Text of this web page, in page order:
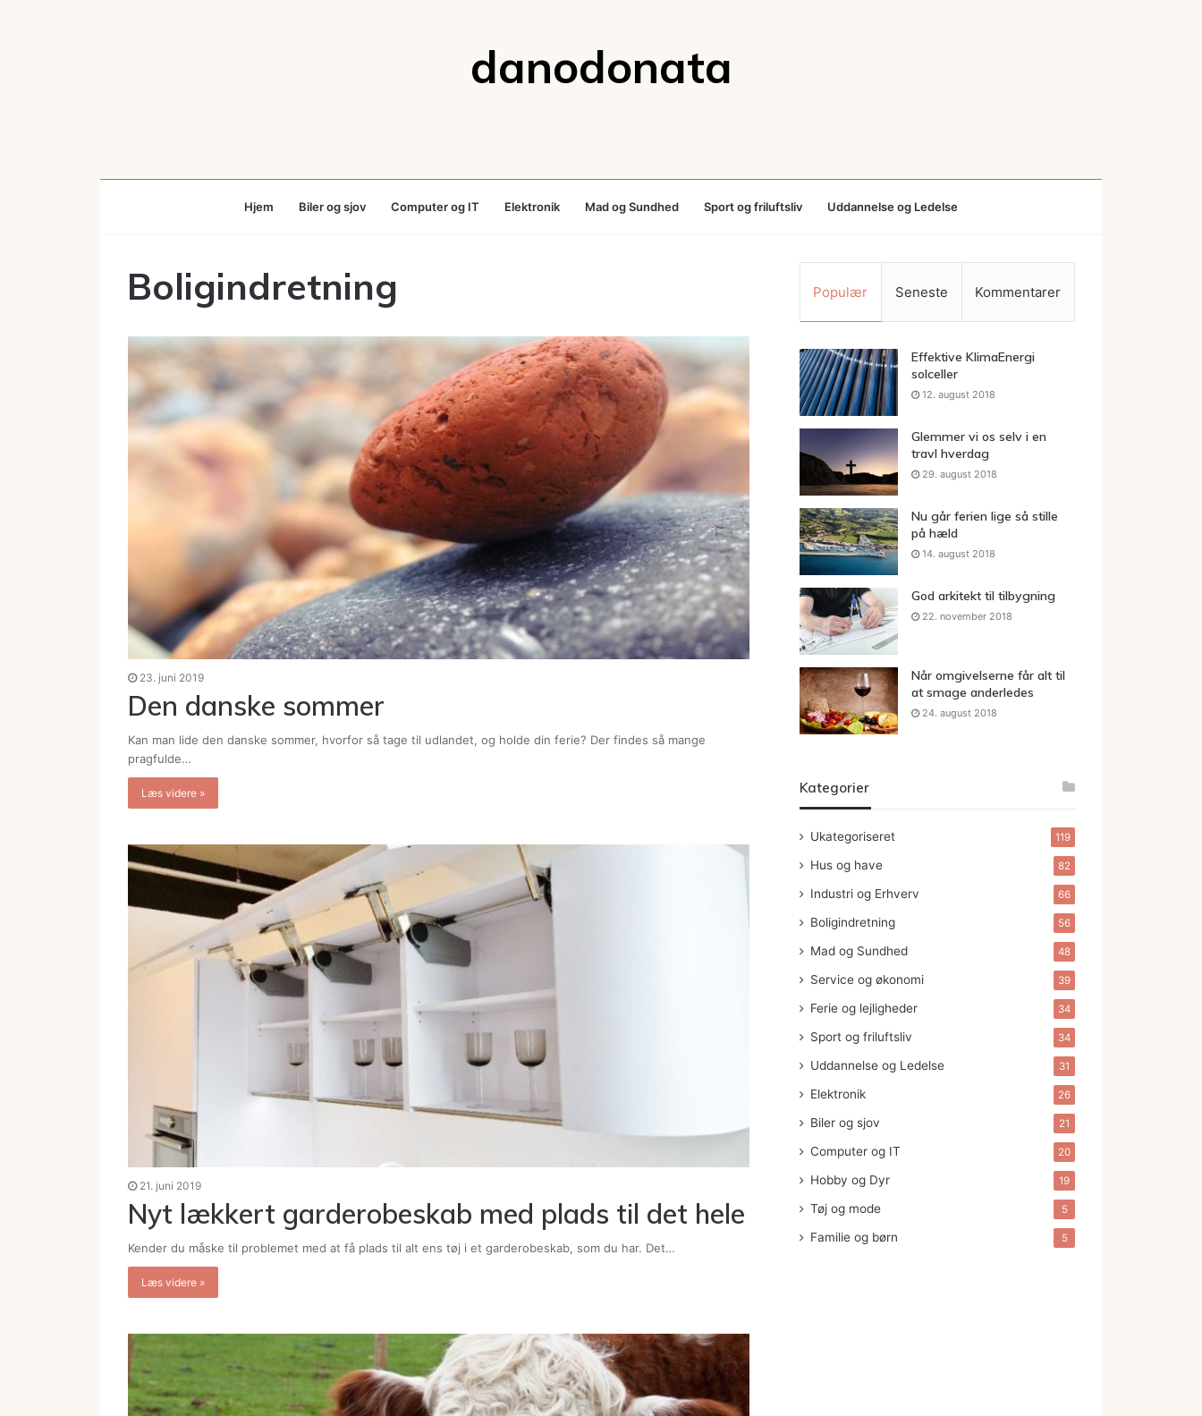
danodonata
Hjem Biler og sjov Computer og IT Elektronik Mad og Sundhed Sport og friluftsliv Uddannelse og Ledelse
Boligindretning
23. juni 2019
Den danske sommer
Kan man lide den danske sommer, hvorfor så tage til udlandet, og holde din ferie? Der findes så mange
pragfulde…
Læs videre »
21. juni 2019
Nyt lækkert garderobeskab med plads til det hele
Kender du måske til problemet med at få plads til alt ens tøj i et garderobeskab, som du har. Det…
Læs videre »
Populær Seneste Kommentarer
Effektive KlimaEnergi
solceller
12. august 2018
Glemmer vi os selv i en
travl hverdag
29. august 2018
Nu går ferien lige så stille
på hæld
14. august 2018
God arkitekt til tilbygning
22. november 2018
Når omgivelserne får alt til
at smage anderledes
24. august 2018
Kategorier
Ukategoriseret 119
Hus og have 82
Industri og Erhverv 66
Boligindretning 56
Mad og Sundhed 48
Service og økonomi 39
Ferie og lejligheder 34
Sport og friluftsliv 34
Uddannelse og Ledelse 31
Elektronik 26
Biler og sjov 21
Computer og IT 20
Hobby og Dyr 19
Tøj og mode 5
Familie og børn 5